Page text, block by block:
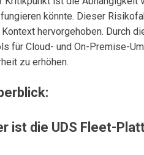
könnte. Dieser
hervorgehoben. Durch
für Cloud- und On-Premise-
zu erhöhen.
ist die UDS Fleet-